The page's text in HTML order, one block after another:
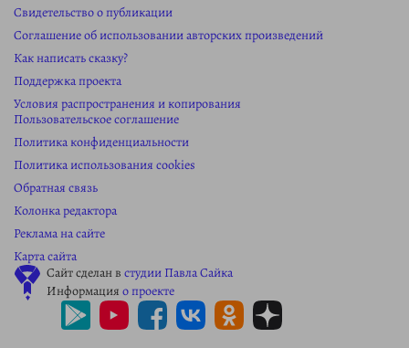
Свидетельство о публикации
Соглашение об использовании авторских произведений
Как написать сказку?
Поддержка проекта
Условия распространения и копирования
Пользовательское соглашение
Политика конфиденциальности
Политика использования cookies
Обратная связь
Колонка редактора
Реклама на сайте
Карта сайта
Сайт сделан в студии Павла Сайка
Информация о проекте